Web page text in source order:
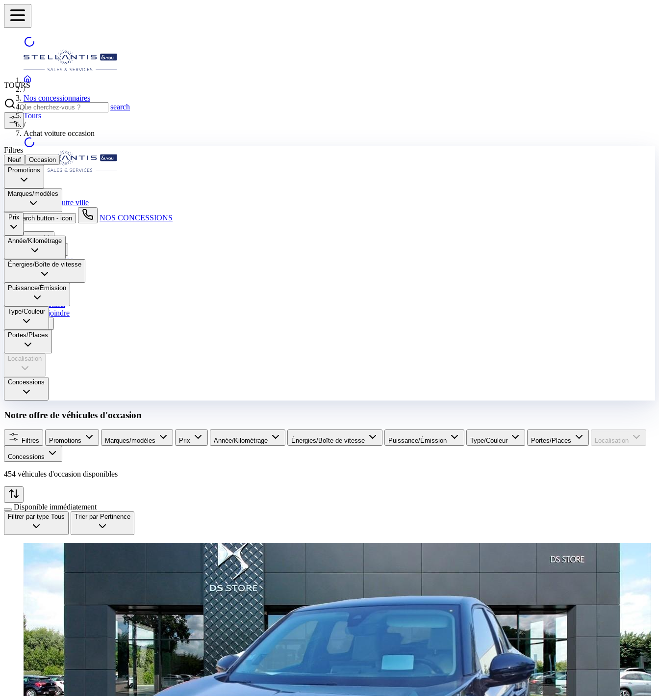
TOURS
search
TOURS
Sélectionnez une autre ville
search button - icon NOS CONCESSIONS
Neuf
Occasion
Nos promotions
Nos marques
Entretien
Reprise
Professionnel
Nous rejoindre
/
Nos concessionnaires
/
Tours
/
Achat voiture occasion
Filtres
Neuf
Occasion
Promotions
Marques/modèles
Prix
Année/Kilométrage
Énergies/Boîte de vitesse​
Puissance/Émission
Type/Couleur
Portes/Places
Localisation
Concessions
Notre offre de véhicules d'occasion
Filtres Promotions Marques/modèles Prix Année/Kilométrage Énergies/Boîte de vitesse​ Puissance/Émission Type/Couleur Portes/Places Localisation
Concessions
454 véhicules d'occasion disponibles
Disponible immédiatement
Filtrer par type Tous Trier par Pertinence